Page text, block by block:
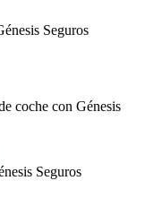
coche con Génesis